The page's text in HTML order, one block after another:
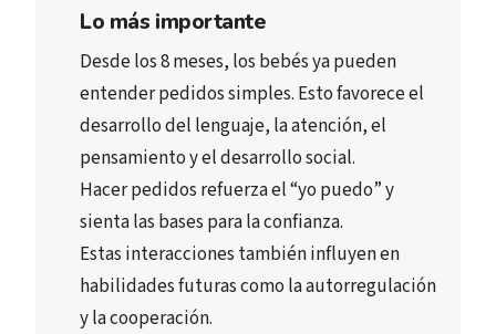
Lo más importante
Desde los 8 meses, los bebés ya pueden
entender pedidos simples
desarrollo del lenguaje, la atención
pensamiento y el desarrollo social.
Hacer pedidos refuerza el “yo puedo” y
sienta las bases para la confianza.
habilidades futuras como la autorregulación
y la cooperación.